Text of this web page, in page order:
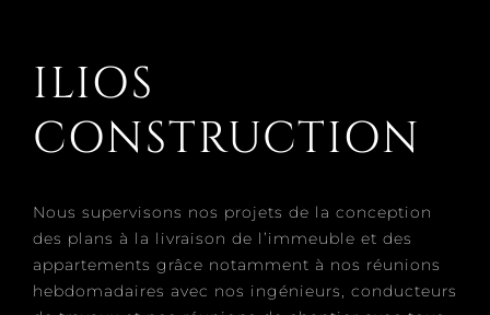
ILIOS
CONSTRUCTION
Nous supervisons nos projets de la conception
des plans à la livraison de l’immeuble et des
appartements grâce notamment à nos réunions
hebdomadaires avec nos ingénieurs, conducteurs